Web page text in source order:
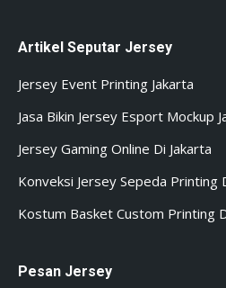
Artikel Seputar Jersey
Jersey Event Printing Jakarta
Jasa Bikin Jersey Esport Mockup
Jersey Gaming Online Di Jakarta
Konveksi Jersey Sepeda Printing
Kostum Basket Custom Printing
Pesan Jersey